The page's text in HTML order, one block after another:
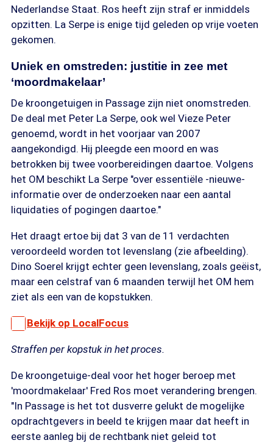
Nederlandse Staat. Ros heeft zijn straf er inmiddels
opzitten. La Serpe is enige tijd geleden op vrije voeten
gekomen.
Uniek en omstreden: justitie in zee met
‘moordmakelaar’
De kroongetuigen in Passage zijn niet onomstreden.
De deal met Peter La Serpe, ook wel Vieze Peter
genoemd, wordt in het voorjaar van 2007
aangekondigd. Hij pleegde een moord en was
betrokken bij twee voorbereidingen daartoe. Volgens
het OM beschikt La Serpe "over essentiële -nieuwe-
informatie over de onderzoeken naar een aantal
liquidaties of pogingen daartoe."
Het draagt ertoe bij dat 3 van de 11 verdachten
veroordeeld worden tot levenslang (zie afbeelding).
Dino Soerel krijgt echter geen levenslang, zoals geëist,
maar een celstraf van 6 maanden terwijl het OM hem
ziet als een van de kopstukken.
Bekijk op LocalFocus
Straffen per kopstuk in het proces.
De kroongetuige-deal voor het hoger beroep met
'moordmakelaar' Fred Ros moet verandering brengen.
"In Passage is het tot dusverre gelukt de mogelijke
opdrachtgevers in beeld te krijgen maar dat heeft in
eerste aanleg bij de rechtbank niet geleid tot